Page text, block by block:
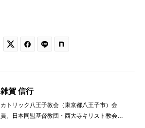
 
雑賀 信行
カトリック八王子教会（東京都八王子市）会
員。日本同盟基督教団・西大寺キリスト教会